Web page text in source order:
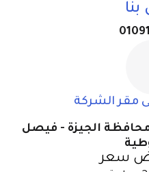
مقر الشركة
الجيزة - فيصل
سعر